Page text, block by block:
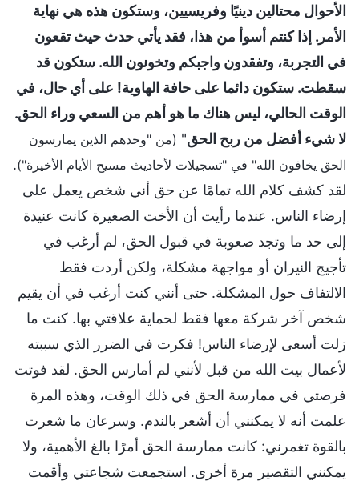
الأحوال محتالين دينيًا وفريسيين، وستكون هذه هي نهاية
الأمر. إذا كنتم أسوأ من هذا، فقد يأتي حدث حيث تقعون
في التجربة، وتفقدون واجبكم وتخونون الله. ستكون قد
سقطت. ستكون دائما على حافة الهاوية! على أي حال، في
الوقت الحالي، ليس هناك ما هو أهم من السعي وراء الحق.
لا شيء أفضل من ربح الحق" (من "وحدهم الذين يمارسون
الحق يخافون الله" في "تسجيلات لأحاديث مسيح الأيام الأخيرة").
لقد كشف كلام الله تمامًا عن حق أني شخص يعمل على
إرضاء الناس. عندما رأيت أن الأخت الصغيرة كانت عنيدة
إلى حد ما وتجد صعوبة في قبول الحق، لم أرغب في
تأجيج النيران أو مواجهة مشكلة، ولكن أردت فقط
الالتفاف حول المشكلة. حتى أنني كنت أرغب في أن يقيم
شخص آخر شركة معها فقط لحماية علاقتي بها. كنت ما
زلت أسعى لإرضاء الناس! فكرت في الضرر الذي سببته
لأعمال بيت الله من قبل لأنني لم أمارس الحق. لقد فوتت
فرصتي في ممارسة الحق في ذلك الوقت، وهذه المرة
علمت أنه لا يمكنني أن أشعر بالندم. وسرعان ما شعرت
بالقوة تغمرني: كانت ممارسة الحق أمرًا بالغ الأهمية، ولا
يمكنني التقصير مرة أخرى. استجمعت شجاعتي وأقمت